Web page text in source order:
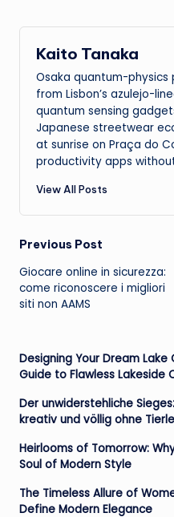
Kaito Tanaka
Osaka quantum-
from Lisbon’s azulejo-
quantum sensing
Japanese streetwear
at sunrise on Praça do
productivity apps
View All Posts
Post
navigation
Previous Post
Giocare online in sicurezza:
come riconoscere i migliori
siti non AAMS
Designing Your Dream Lake
Guide to Flawless Lakeside
Der unwiderstehliche
kreativ und völlig ohne
Heirlooms of Tomorrow:
Soul of Modern Style
The Timeless Allure of
Define Modern Elegance